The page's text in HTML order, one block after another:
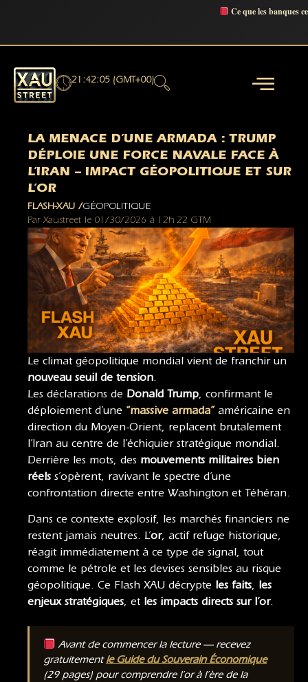
Ce que les banques
21:42:05 (GMT+00)
LA MENACE D’UNE ARMADA : TRUMP
DÉPLOIE UNE FORCE NAVALE FACE À
L’IRAN – IMPACT GÉOPOLITIQUE ET SUR
L’OR
FLASH-XAU /GÉOPOLITIQUE
Par Xaustreet le 01/30/2026 à 12h 22 GTM
Le climat géopolitique mondial vient de franchir un
nouveau seuil de tension.
Les déclarations de Donald Trump, confirmant le
déploiement d’une “massive armada”américaine en
direction du Moyen-Orient, replacent brutalement
l’Iran au centre de l’échiquier stratégique mondial.
Derrière les mots, des mouvements militaires bien
réels s’opèrent, ravivant le spectre d’une
confrontation directe entre Washington et Téhéran.
Dans ce contexte explosif, les marchés financiers ne
restent jamais neutres. L’or, actif refuge historique,
réagit immédiatement à ce type de signal, tout
comme le pétrole et les devises sensibles au risque
géopolitique. Ce Flash XAU décrypte les faits, les
enjeux stratégiques, et les impacts directs sur l’or.
Avant de commencer la lecture — recevez
gratuitementle Guide du Souverain Économique
(29 pages) pour comprendre l’or à l’ère de la